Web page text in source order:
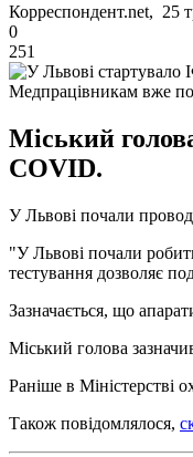
Корреспондент.net, 25
0
251
Медпрацівникам вже
Міський
COVID.
У Львові почали
"У Львові почали
тестування дозволяє
Зазначається, що
Міський голова
Раніше в Міністерстві
Також повідомлялося,